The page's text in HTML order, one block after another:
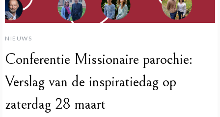
NIEUWS
Conferentie Missionaire parochie:
Verslag van de inspiratiedag op
zaterdag 28 maart